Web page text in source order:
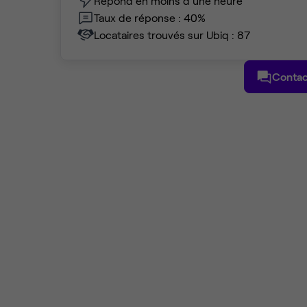
Taux de réponse : 40%
Locataires trouvés sur Ubiq : 87